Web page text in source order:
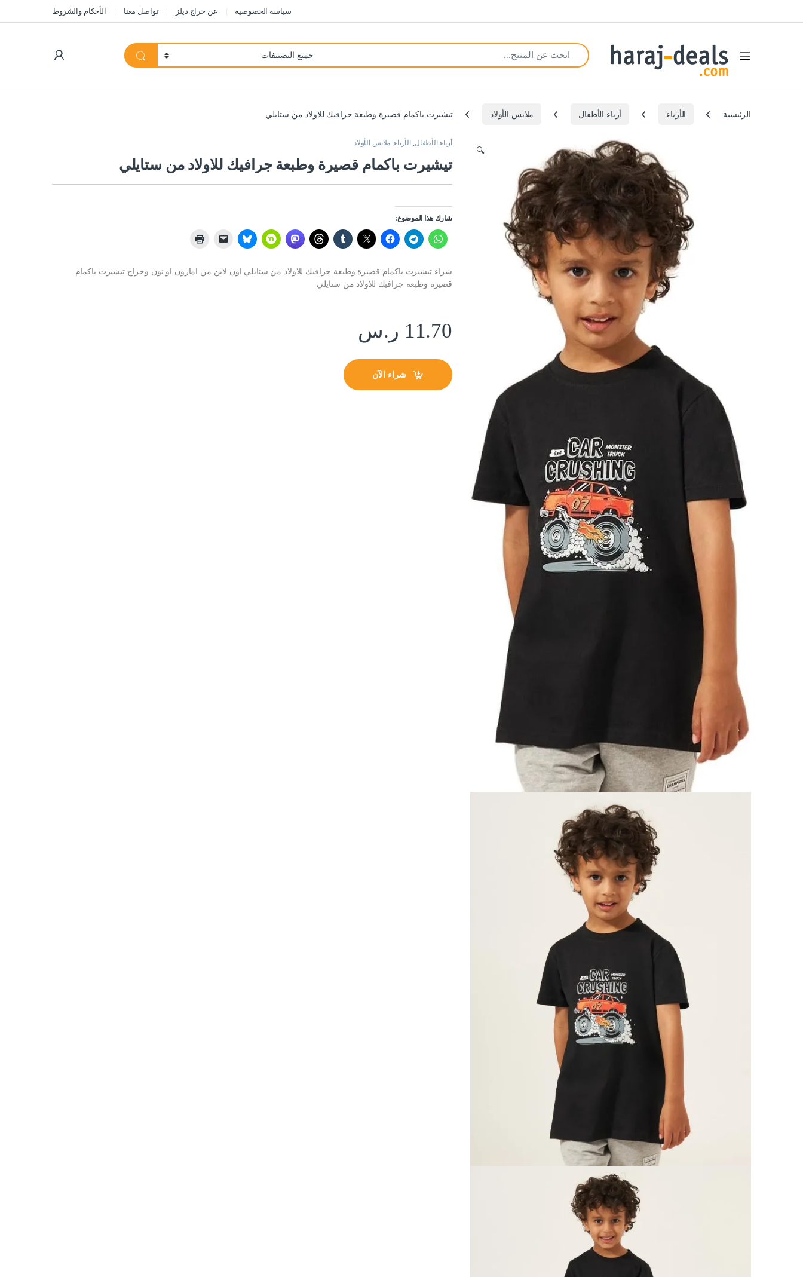
سياسة الخصوصية عن حراج ديلز تواصل معنا الأحكام والشروط
Open
Search for:
الرئيسية الأزياء أزياء الأطفال ملابس الأولاد تيشيرت باكمام قصيرة وطبعة جرافيك للاولاد من ستايلي
🔍
أزياء الأطفال, الأزياء, ملابس الأولاد
تيشيرت باكمام قصيرة وطبعة جرافيك للاولاد من ستايلي
شارك هذا الموضوع:
شراء تيشيرت باكمام قصيرة وطبعة جرافيك للاولاد من ستايلي اون لاين من امازون او نون وحراج تيشيرت باكمام
قصيرة وطبعة جرافيك للاولاد من ستايلي
11.70 ر.س
شراء الآن